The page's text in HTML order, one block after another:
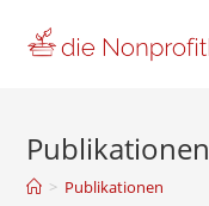
Inhalt
Publikationen
> Publikationen